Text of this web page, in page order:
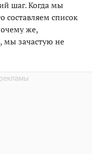
шаг. Когда мы
составляем список
же,
мы зачастую не